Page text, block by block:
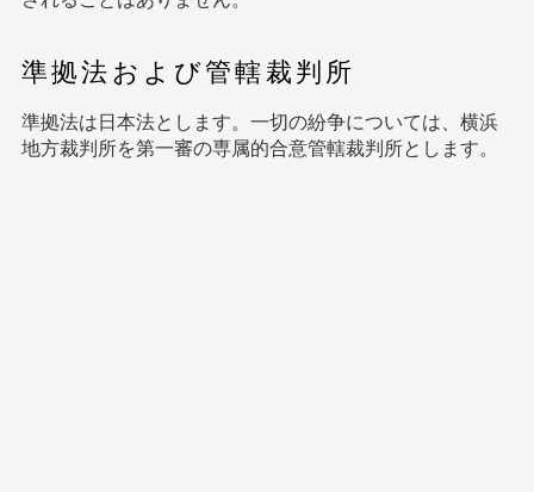
準拠法および管轄裁判所
準拠法は日本法とします。一切の紛争については、横浜
地方裁判所を第一審の専属的合意管轄裁判所とします。